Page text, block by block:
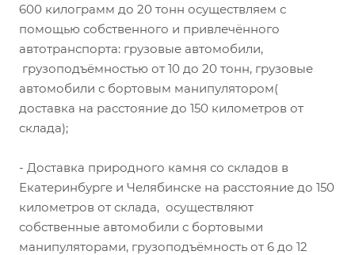
600 килограмм до 20 тонн осуществляем с
помощью собственного и привлечённого
автотранспорта: грузовые автомобили,
грузоподъёмностью от 10 до 20 тонн, грузовые
автомобили с бортовым манипулятором(
доставка на расстояние до 150 километров от
склада);
- Доставка природного камня со складов в
Екатеринбурге и Челябинске на расстояние до 150
километров от склада, осуществляют
собственные автомобили с бортовыми
манипуляторами, грузоподъёмность от 6 до 12